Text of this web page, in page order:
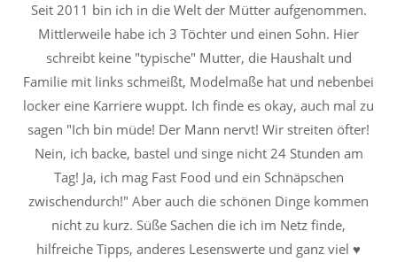
Seit 2011 bin ich in die Welt der Mütter aufgenommen.
Mittlerweile habe ich 3 Töchter und einen Sohn. Hier
schreibt keine "typische" Mutter, die Haushalt und
Familie mit links schmeißt, Modelmaße hat und nebenbei
locker eine Karriere wuppt. Ich finde es okay, auch mal zu
sagen "Ich bin müde! Der Mann nervt! Wir streiten öfter!
Nein, ich backe, bastel und singe nicht 24 Stunden am
Tag! Ja, ich mag Fast Food und ein Schnäpschen
zwischendurch!" Aber auch die schönen Dinge kommen
nicht zu kurz. Süße Sachen die ich im Netz finde,
hilfreiche Tipps, anderes Lesenswerte und ganz viel ♥